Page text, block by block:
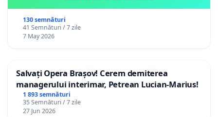
130 semnături
41 Semnături / 7 zile
7 May 2026
Salvați Opera Brașov! Cerem demiterea
managerului interimar, Petrean Lucian-Marius!
1 893 semnături
35 Semnături / 7 zile
27 Jun 2026